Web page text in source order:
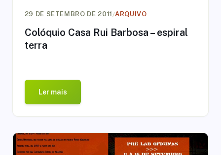
29 DE SETEMBRO DE 2011 /ARQUIVO
Colóquio Casa Rui Barbosa – espiral
terra
Ler mais